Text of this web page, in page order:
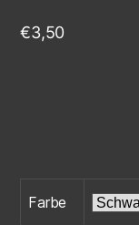
€3,50
Farbe